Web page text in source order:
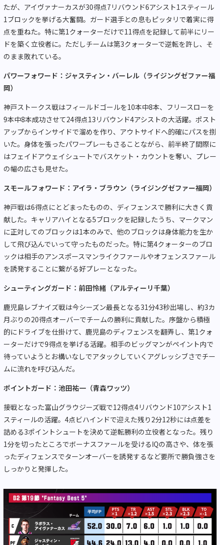
たが、アイヴァナーカスが30得点7 リバウンド6アシスト1 スティール
1ブロックを挙げる大奮闘。ガード選手との息もピッタリで着実に得
点を重ねた。特に第1クォーターだけで11得点を記録して前半にリー
ドを築く立役者に。ただしチームは第3クォーターで逆転を許し、そ
のまま敗れている。
パワーフォワード：ジャスティン・バーレル（ライジングゼファー福
岡）
神戸ストークス戦はフィールドゴールを10本中8本、フリースローを
9本中8本成功させて24得点13 リバウンド4アシストの大活躍。ポスト
アップからインサイドで溜めを作り、アウトサイドへ的確にパスを捌
いた。身体を張ったパワープレーもさることながら、前半終了間際に
はフェイドアウェイシュートでバスケット・カウントを奪い、プレー
の幅の広さも見せた。
スモールフォワード：アイラ・ブラウン（ライジングゼファー福岡）
神戸戦は6得点にとどまったものの、ディフェンスで勝利に大きく貢
献した。キャリアハイとなる5ブロックを記録したうち、マークマン
に正対してのブロックは1本のみで、他のブロックは身体能力を生か
して飛び込んでいって守ったものだった。特に第4クォーターのブロ
ックは相手のアンスポースマンライクファールやオフェンスファール
を誘発することに繋がる好プレーとなった。
シューティングガード：前田怜緒（アルティーリ千葉）
鹿児島レブナイズ戦は今シーズン最長となる31分43秒出場し、約3カ
月ぶりの20得点オーバーでチームの勝利に貢献した。序盤から積極
的にドライブを仕掛けて、鹿児島のディフェンスを翻弄し、第1クォ
ーターだけで9得点を挙げる活躍。相手のビッグマンがペイント内で
待っていようとお構いなしでアタックしていくアグレッシブさでチー
ムに流れを呼び込んだ。
ポイントガード：池田祐一（青森ワッツ）
接戦となった富山グラウジーズ戦で12得点4リバウンド10アシスト1
スティールの活躍。 4点ビハインドで迎えた残り 2分12秒には点差を
詰める3ポイントシュートを決めて逆転勝利の立役者となった。残り
1分を切ったところでボーナスファールを受けるIQの高さや、体を張
ったディフェンスでターンオーバーを誘発するなど要所で勝負強さを
しっかりと発揮した。